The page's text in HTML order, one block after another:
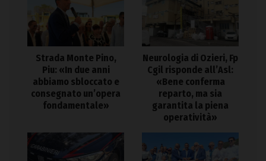
Strada Monte Pino,
Piu: «In due anni
abbiamo sbloccato e
consegnato un’opera
fondamentale»
Neurologia di Ozieri, Fp
Cgil risponde all’Asl:
«Bene conferma
reparto, ma sia
garantita la piena
operatività»